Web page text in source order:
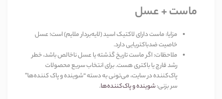
ماست + عسل
مزایا:ماست دارای لاکتیک اسید (لایه‌بردار ملایم) است؛ عسل
خاصیت ضدباکتریایی دارد.
ملاحظات:اگر ماست تاریخ گذشته یا عسل ناخالص باشد، خطر
رشد قارچ یا باکتری هست. برای انتخاب سریع محصولات
پاک‌کننده در سایت، می‌تونی به دسته “شوینده و پاک کننده‌ها”
سر بزنی:شوینده و پاک‌کننده‌ها.